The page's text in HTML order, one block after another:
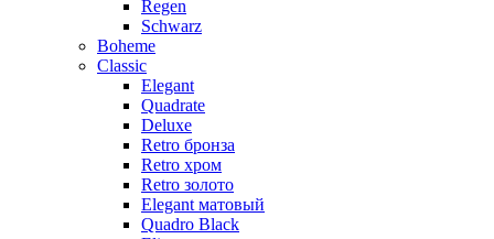
Regen
Schwarz
Boheme
Classic
Elegant
Quadrate
Deluxe
Retro бронза
Retro хром
Retro золото
Elegant матовый
Quadro Black